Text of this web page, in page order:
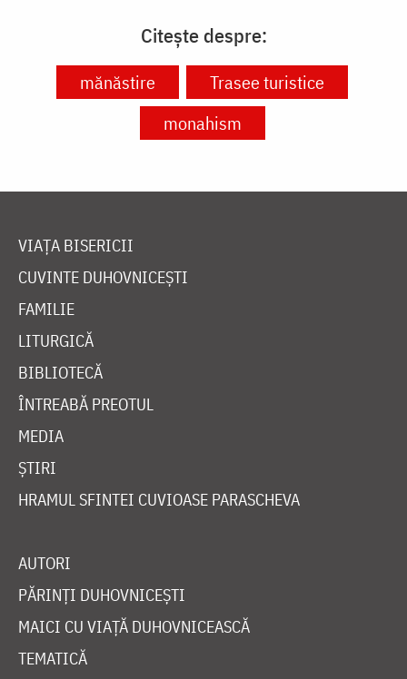
Citește despre:
mănăstire
Trasee turistice
monahism
VIAȚA BISERICII
CUVINTE DUHOVNICEȘTI
FAMILIE
LITURGICĂ
BIBLIOTECĂ
ÎNTREABĂ PREOTUL
MEDIA
ȘTIRI
HRAMUL SFINTEI CUVIOASE PARASCHEVA
AUTORI
PĂRINȚI DUHOVNICEȘTI
MAICI CU VIAȚĂ DUHOVNICEASCĂ
TEMATICĂ